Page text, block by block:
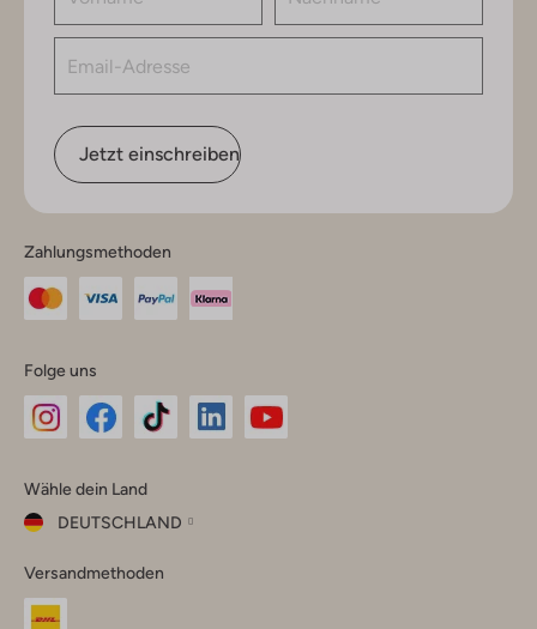
Jetzt einschreiben
Zahlungsmethoden
Folge uns
Instagram
Facebook
TikTok
Wähle dein Land
DEUTSCHLAND
dein
Land
Versandmethoden